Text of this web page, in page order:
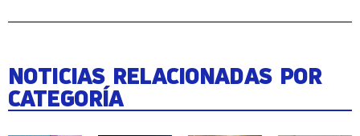
NOTICIAS RELACIONADAS POR
CATEGORÍA